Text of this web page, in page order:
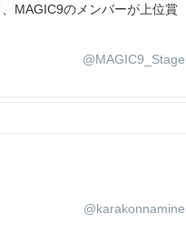
MAGIC9のメンバーが上位賞
@MAGIC9_Stage
@karakonnamine